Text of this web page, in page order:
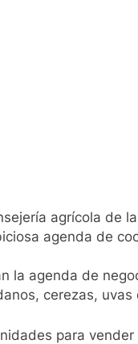
agrícola de
agenda de
la agenda de
cerezas,
para